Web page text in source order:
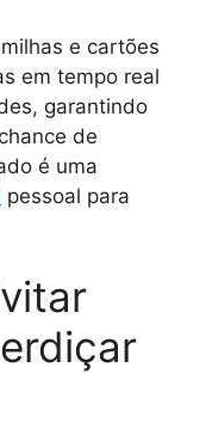
e cartões
em tempo real
garantindo
de
é uma
pessoal para